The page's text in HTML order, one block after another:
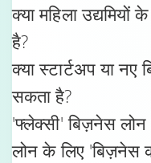
क्या महिला
है?
क्या स्टार्टअप या
सकता है?
'फ्लेक्सी' बिज़नेस लोन
लोन के लिए 'बिज़नेस